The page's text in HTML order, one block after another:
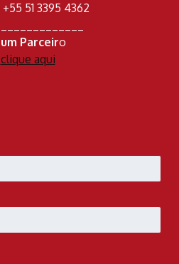
51 3395 4362
Parceiro
clique aqui